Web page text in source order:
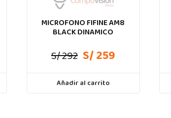
MICROFONO FIFINE AM8
BLACK DINAMICO
S/ 292 S/ 259
Añadir al carrito